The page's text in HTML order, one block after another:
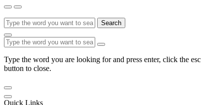
Search
Type the word you are looking for and press enter, click the esc
button to close.
Quick Links